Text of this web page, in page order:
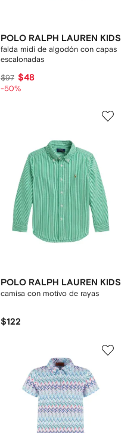
POLO RALPH LAUREN KIDS
falda midi de algodón con capas
escalonadas
$97 $48
-50%
POLO RALPH LAUREN KIDS
camisa con motivo de rayas
$122